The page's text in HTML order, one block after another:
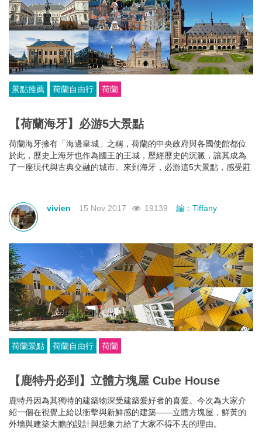
景點推薦 荷蘭自由行 荷蘭
【荷蘭海牙】必游5大景點
荷蘭海牙擁有「海邊皇城」之稱，荷蘭的中央政府與各國使館都位
於此，歷史上海牙也作為國王的王城，歷經歷史的沉澱，讓其成為
了一座現代與古典交融的城市。來到海牙，必游這5大景點，感受莊
vivien 15 Nov 2017 19139 編：Tiffany
荷蘭景點 荷蘭自由行 荷蘭
【鹿特丹必到】立體方塊屋 Cube House
鹿特丹因為其獨特的建築物深受建築愛好者的喜愛。今次為大家介
紹一個在視覺上給以衝擊與新鮮感的建築——立體方塊屋，鮮黃的
外墻與建築大膽的設計與想象力給了大家不得不去的理由。